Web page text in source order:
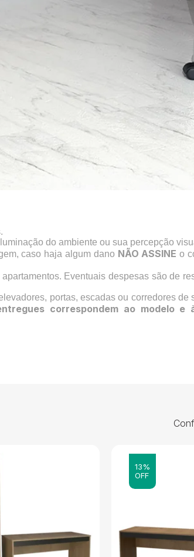
do ambiente ou sua percepção
caso haja algum dano NÃO ASSINE o
Eventuais despesas são de
portas, escadas ou corredores de
correspondem ao modelo e
13%
OFF